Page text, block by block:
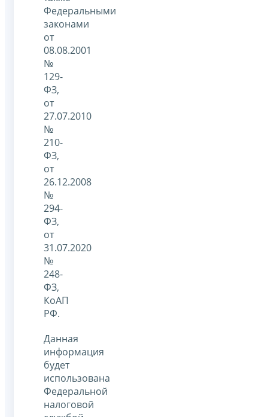
Федеральными
законами
от
08.08.2001
№
129-
ФЗ,
от
27.07.2010
№
210-
ФЗ,
от
26.12.2008
№
294-
ФЗ,
от
31.07.2020
№
248-
ФЗ,
КоАП
РФ.
Данная
информация
будет
использована
Федеральной
налоговой